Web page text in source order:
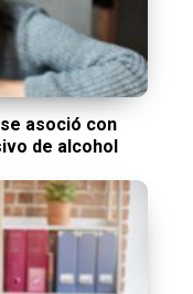
asoció con
de alcohol